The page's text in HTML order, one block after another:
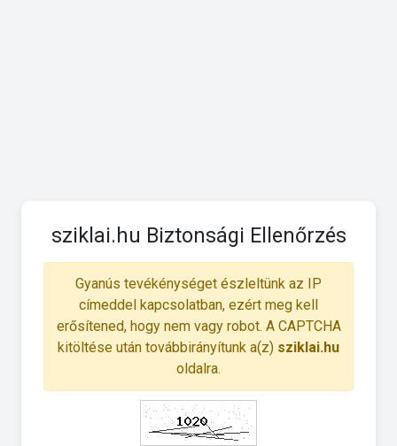
sziklai.hu Biztonsági Ellenőrzés
Gyanús tevékénységet észleltünk az IP
címeddel kapcsolatban, ezért meg kell
erősítened, hogy nem vagy robot. A CAPTCHA
kitöltése után továbbirányítunk a(z) sziklai.hu
oldalra.